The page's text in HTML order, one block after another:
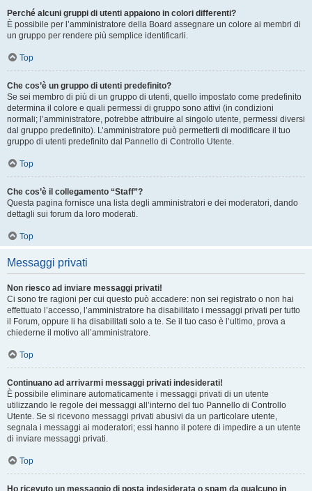
Perché alcuni gruppi di utenti appaiono in colori differenti?
È possibile per l’amministratore della Board assegnare un colore ai membri di
un gruppo per rendere più semplice identificarli.
Top
Che cos’è un gruppo di utenti predefinito?
Se sei membro di più di un gruppo di utenti, quello impostato come predefinito
determina il colore e quali permessi di gruppo sono attivi (in condizioni
normali; l’amministratore, potrebbe attribuire al singolo utente, permessi diversi
dal gruppo predefinito). L’amministratore può permetterti di modificare il tuo
gruppo di utenti predefinito dal Pannello di Controllo Utente.
Top
Che cos’è il collegamento “Staff”?
Questa pagina fornisce una lista degli amministratori e dei moderatori, dando
dettagli sui forum da loro moderati.
Top
Messaggi privati
Non riesco ad inviare messaggi privati!
Ci sono tre ragioni per cui questo può accadere: non sei registrato o non hai
effettuato l’accesso, l’amministratore ha disabilitato i messaggi privati per tutto
il Forum, oppure li ha disabilitati solo a te. Se il tuo caso è l’ultimo, prova a
chiederne il motivo all’amministratore.
Top
Continuano ad arrivarmi messaggi privati indesiderati!
È possibile eliminare automaticamente i messaggi privati ​​di un utente
utilizzando le regole dei messaggi all’interno del tuo Pannello di Controllo
Utente. Se si ricevono messaggi privati ​​abusivi da un particolare utente,
segnala i messaggi ai moderatori; essi hanno il potere di impedire a un utente
di inviare messaggi privati​​.
Top
Ho ricevuto un messaggio di posta indesiderata o spam da qualcuno in